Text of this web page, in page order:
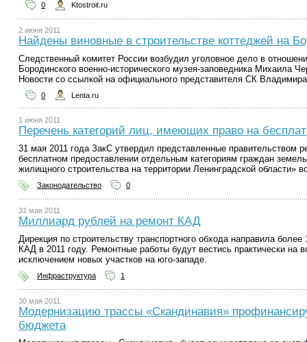
0 Ktostroit.ru
2 июня 2011
Найдены виновные в строительстве коттеджей на
Следственный комитет России возбудил уголовное дело в
Бородинского военно-исторического музея-заповедника Михаила
Новости со ссылкой на официального представителя СК
0 Lenta.ru
1 июня 2011
Перечень категорий лиц, имеющих право на
31 мая 2011 года ЗакС утвердил представленные правительством
бесплатном предоставлении отдельным категориям граждан
жилищного строительства на территории Ленинградской области»
Законодательство 0
31 мая 2011
Миллиард рублей на ремонт КАД
Дирекция по строительству транспортного обхода направила
КАД в 2011 году. Ремонтные работы будут вестись практически на
исключением новых участков на юго-западе.
Инфраструктура 1
30 мая 2011
Модернизацию трассы «Скандинавия»
бюджета